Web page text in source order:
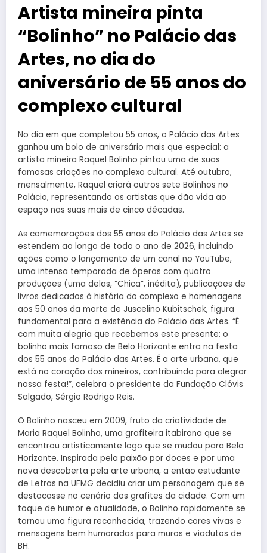
Artista mineira pinta
“Bolinho” no Palácio das
Artes, no dia do
aniversário de 55 anos do
complexo cultural
No dia em que completou 55 anos, o Palácio das Artes
ganhou um bolo de aniversário mais que especial: a
artista mineira Raquel Bolinho pintou uma de suas
famosas criações no complexo cultural. Até outubro,
mensalmente, Raquel criará outros sete Bolinhos no
Palácio, representando os artistas que dão vida ao
espaço nas suas mais de cinco décadas.
As comemorações dos 55 anos do Palácio das Artes se
estendem ao longo de todo o ano de 2026, incluindo
ações como o lançamento de um canal no YouTube,
uma intensa temporada de óperas com quatro
produções (uma delas, “Chica”, inédita), publicações de
livros dedicados à história do complexo e homenagens
aos 50 anos da morte de Juscelino Kubitschek, figura
fundamental para a existência do Palácio das Artes. “É
com muita alegria que recebemos este presente: o
bolinho mais famoso de Belo Horizonte entra na festa
dos 55 anos do Palácio das Artes. É a arte urbana, que
está no coração dos mineiros, contribuindo para alegrar
nossa festa!”, celebra o presidente da Fundação Clóvis
Salgado, Sérgio Rodrigo Reis.
O Bolinho nasceu em 2009, fruto da criatividade de
Maria Raquel Bolinho, uma grafiteira itabirana que se
encontrou artisticamente logo que se mudou para Belo
Horizonte. Inspirada pela paixão por doces e por uma
nova descoberta pela arte urbana, a então estudante
de Letras na UFMG decidiu criar um personagem que se
destacasse no cenário dos grafites da cidade. Com um
toque de humor e atualidade, o Bolinho rapidamente se
tornou uma figura reconhecida, trazendo cores vivas e
mensagens bem humoradas para muros e viadutos de
BH.